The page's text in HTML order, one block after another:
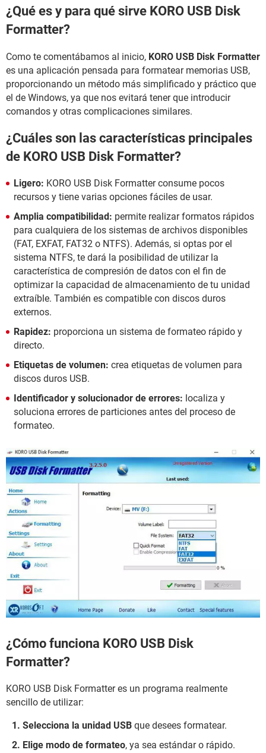
¿Qué es y para qué sirve KORO USB Disk
Formatter?
Como te comentábamos al inicio, KORO USB Disk Formatter
es una aplicación pensada para formatear memorias USB,
proporcionando un método más simplificado y práctico que
el de Windows, ya que nos evitará tener que introducir
comandos y otras complicaciones similares.
¿Cuáles son las características principales
de KORO USB Disk Formatter?
Ligero: KORO USB Disk Formatter consume pocos
recursos y tiene varias opciones fáciles de usar.
Amplia compatibilidad: permite realizar formatos rápidos
para cualquiera de los sistemas de archivos disponibles
(FAT, EXFAT, FAT32 o NTFS). Además, si optas por el
sistema NTFS, te dará la posibilidad de utilizar la
característica de compresión de datos con el fin de
optimizar la capacidad de almacenamiento de tu unidad
extraíble. También es compatible con discos duros
externos.
Rapidez: proporciona un sistema de formateo rápido y
directo.
Etiquetas de volumen: crea etiquetas de volumen para
discos duros USB.
Identificador y solucionador de errores: localiza y
soluciona errores de particiones antes del proceso de
formateo.
¿Cómo funciona KORO USB Disk
Formatter?
KORO USB Disk Formatter es un programa realmente
sencillo de utilizar:
Selecciona la unidad USB que desees formatear.
Elige modo de formateo, ya sea estándar o rápido.